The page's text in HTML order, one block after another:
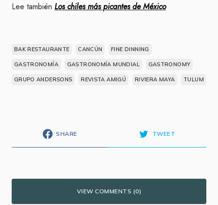
Lee también Los chiles más picantes de México
BAK RESTAURANTE CANCÚN FINE DINNING
GASTRONOMÍA GASTRONOMÍA MUNDIAL GASTRONOMY
GRUPO ANDERSONS REVISTA AMIGÚ RIVIERA MAYA TULUM
SHARE TWEET
VIEW COMMENTS (0)